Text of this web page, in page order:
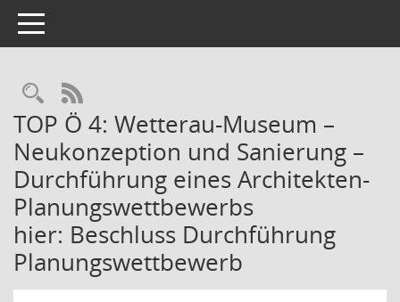
Toggle navigation
Rechercheauswahl
RSS-Feed
TOP Ö 4: Wetterau-Museum –
Neukonzeption und Sanierung –
Durchführung eines Architekten-
Planungswettbewerbs
hier: Beschluss Durchführung
Planungswettbewerb